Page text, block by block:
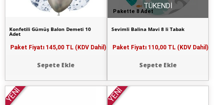
Konfetili Gümüş Balon Demeti 10
Adet
Paket Fiyatı 145,00 TL (KDV Dahil)
Sepete Ekle
Pakette 8 Adet
Sevimli Balina Mavi 8 li Tabak
Paket Fiyatı 110,00 TL (KDV Dahil)
Sepete Ekle
TÜKENDİ
YENİ YENİ